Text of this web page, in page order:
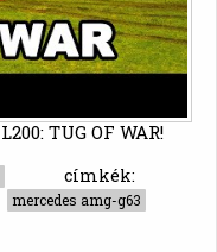
TUG OF WAR!
címkék:
mercedes amg-g63